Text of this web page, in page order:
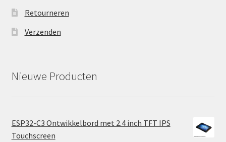
Retourneren
Verzenden
Nieuwe Producten
ESP32-C3 Ontwikkelbord met 2.4 inch TFT IPS
Touchscreen